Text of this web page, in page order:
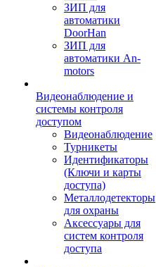
ЗИП для
автоматики
DoorHan
ЗИП для
автоматики An-
motors
Видеонаблюдение и
системы контроля
доступом
Видеонаблюдение
Турникеты
Идентификаторы
(Ключи и карты
доступа)
Металлодетекторы
для охраны
Аксессуары для
систем контроля
доступа